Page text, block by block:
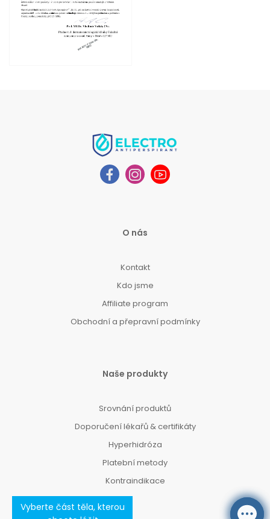
Vyberte část těla, kterou
O nás
Kontakt
Kdo jsme
Affiliate program
Obchodní a přepravní podmínky
Naše produkty
Srovnání produktů
Doporučení lékařů & certifikáty
Hyperhidróza
Platební metody
Kontraindikace